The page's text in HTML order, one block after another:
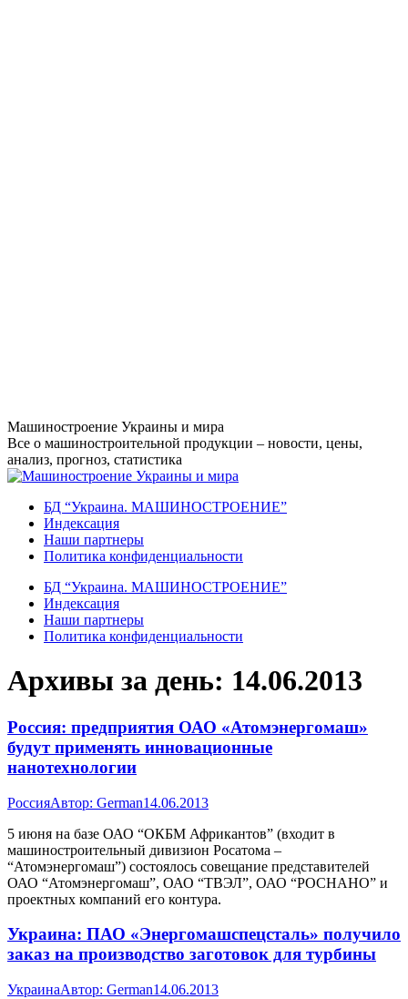
Перейти
к
содержанию
Машиностроение Украины и мира
Все о машиностроительной продукции – новости, цены,
анализ, прогноз, статистика
БД “Украина. МАШИНОСТРОЕНИЕ”
Индекcация
Наши партнеры
Политика конфиденциальности
БД “Украина. МАШИНОСТРОЕНИЕ”
Индекcация
Наши партнеры
Политика конфиденциальности
Архивы за день: 14.06.2013
Россия: предприятия ОАО «Атомэнергомаш»
будут применять инновационные
нанотехнологии
РоссияАвтор: German14.06.2013
5 июня на базе ОАО “ОКБМ Африкантов” (входит в
машиностроительный дивизион Росатома –
“Атомэнергомаш”) состоялось совещание представителей
ОАО “Атомэнергомаш”, ОАО “ТВЭЛ”, ОАО “РОСНАНО” и
проектных компаний его контура.
Украина: ПАО «Энергомашспецсталь» получило
заказ на производство заготовок для турбины
УкраинаАвтор: German14.06.2013